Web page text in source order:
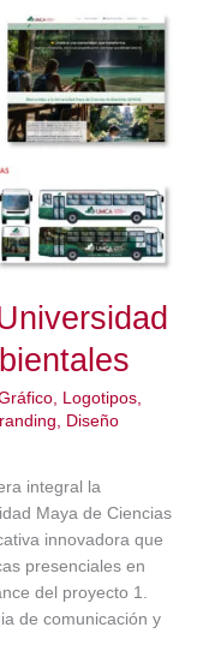
Logotipos
Diseño
integral la
Maya de Ciencias
innovadora que
presenciales en
del proyecto 1.
de comunicación y